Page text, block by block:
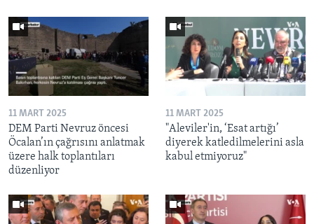
11 MART 2025
DEM Parti Nevruz öncesi
Öcalan’ın çağrısını anlatmak
üzere halk toplantıları
düzenliyor
11 MART 2025
"Aleviler'in, ‘Esat artığı’
diyerek katledilmelerini asla
kabul etmiyoruz"